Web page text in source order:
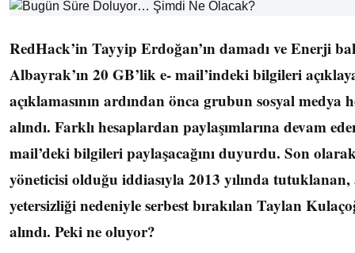
RedHack’in Tayyip Erdoğan’ın damadı ve Enerji
Albayrak’ın 20 GB’lik e- mail’indeki bilgileri
açıklamasının ardından önca grubun sosyal medya
alındı. Farklı hesaplardan paylaşımlarına devam
mail’deki bilgileri paylaşacağını duyurdu. Son
yöneticisi olduğu iddiasıyla 2013 yılında
yetersizliği nedeniyle serbest bırakılan Taylan
alındı. Peki ne oluyor?